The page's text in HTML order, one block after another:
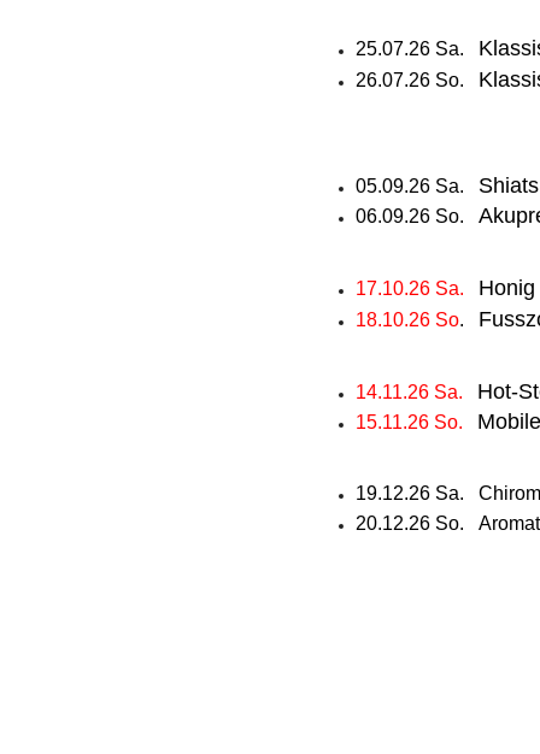
25.07.26 Sa.
26.07.26 So.
05.09.26 Sa.
06.09.26 So.
17.10.26 Sa.
18.10.26 So.
14.11.26 Sa. Hot-
15.11.26 So.
19.12.26 Sa.
20.12.26 So.